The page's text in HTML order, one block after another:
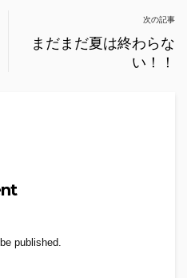
次の記事
まだまだ夏は終わらな
い！！
published.